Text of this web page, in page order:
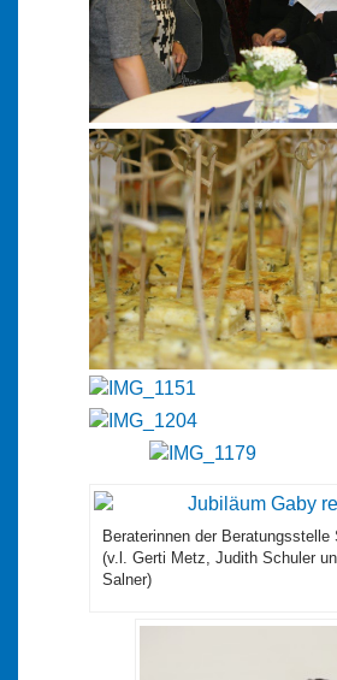
Beraterinnen der Beratungsstelle
(v.l. Gerti Metz, Judith Schuler
Salner)